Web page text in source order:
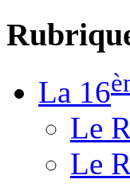
La 16
Le
Le